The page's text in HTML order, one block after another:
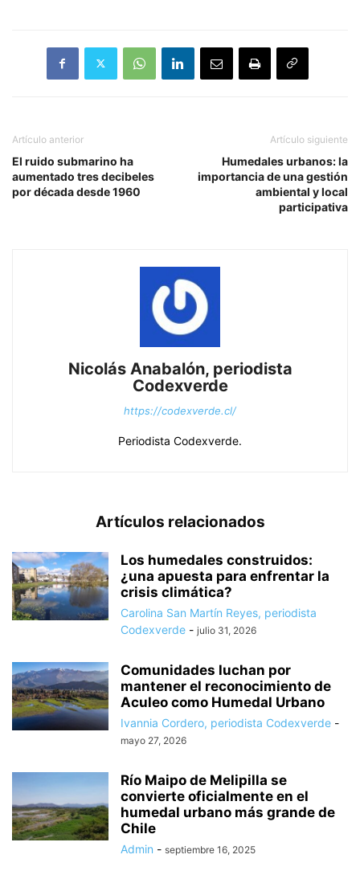
Artículo anterior
El ruido submarino ha
aumentado tres decibeles
por década desde 1960
Artículo siguiente
Humedales urbanos: la
importancia de una gestión
ambiental y local
participativa
Nicolás Anabalón, periodista
Codexverde
https://codexverde.cl/
Periodista Codexverde.
Artículos relacionados
Los humedales construidos:
¿una apuesta para enfrentar la
crisis climática?
Carolina San Martín Reyes, periodista
Codexverde - julio 31, 2026
Comunidades luchan por
mantener el reconocimiento de
Aculeo como Humedal Urbano
Ivannia Cordero, periodista Codexverde -
mayo 27, 2026
Río Maipo de Melipilla se
convierte oficialmente en el
humedal urbano más grande de
Chile
Admin - septiembre 16, 2025